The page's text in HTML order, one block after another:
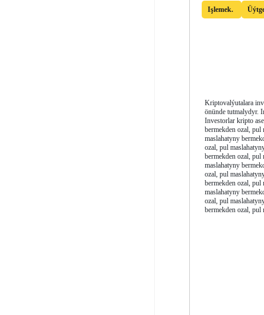
Işlemek.
Kriptovalýutalara
önünde tutmalydyr.
Investorlar kripto
bermekden ozal, pul
maslahatyny
ozal, pul
bermekden ozal, pul
maslahatyny
ozal, pul
bermekden ozal, pul
maslahatyny
ozal, pul
bermekden ozal, pul